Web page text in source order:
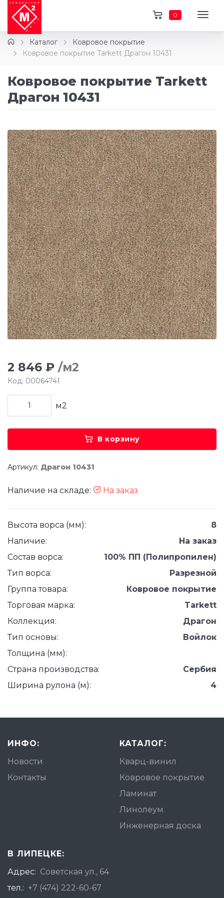
0
Каталог
Ковровое покрытие
Ковровое покрытие Tarkett Драгон 10431
Ковровое покрытие Tarkett
Драгон 10431
2 846 ₽ /м2
Код: 00064741
м2
В корзину
Артикул: Драгон 10431
Наличие на складе: На заказ
Высота ворса (мм):
8
Наличие:
На заказ
Состав ворса:
100% ПП (Полипропилен)
Тип ворса:
Разрезной
Группа товара:
Ковровое покрытие
Торговая марка:
Tarkett
Коллекция:
Драгон
Тип основы:
Войлок
Толщина (мм):
Страна производства:
Сербия
Ширина рулона (м):
4
ИНФО:
Новости
Контакты
КАТАЛОГ:
Кварц-винил
Ковровое покрытие
Ламинат
Линолеум
Инженерная доска
В ЛИПЕЦКЕ:
Адрес: Советская ул., 64
тел.: +7 (474) 222-60-67